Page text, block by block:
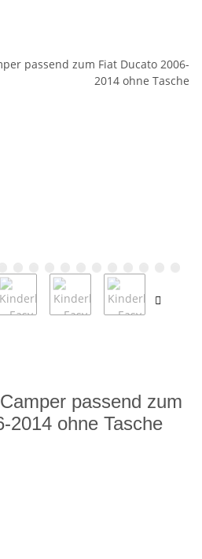
passend zum
2014 ohne Tasche